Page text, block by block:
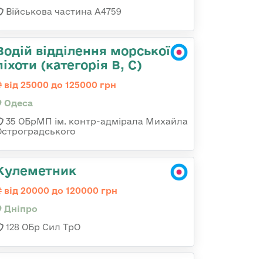
Військова частина А4759
відділення морської
(категорія B, C)
від 25000 до 125000 грн
Одеса
35 ОБрМП ім. контр-адмірала Михайла
від 20000 до 120000 грн
Дніпро
128 ОБр Сил ТрО